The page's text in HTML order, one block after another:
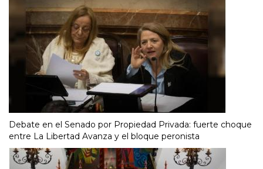
Debate en el Senado por Propiedad Privada: fuerte choque
entre La Libertad Avanza y el bloque peronista